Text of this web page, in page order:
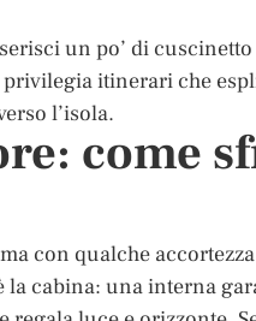
un po’ di
itinerari che
l’isola.
come
con qualche
cabina: una interna